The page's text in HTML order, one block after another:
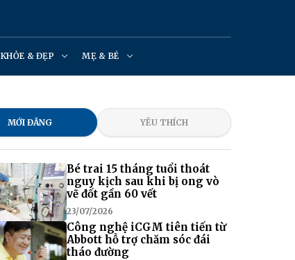
KHỎE & ĐẸP MẸ & BÉ
MỚI ĐĂNG YÊU THÍCH
Bé trai 15 tháng tuổi thoát
nguy kịch sau khi bị ong vò
vẽ đốt gần 60 vết
23/07/2026
Công nghệ iCGM tiên tiến từ
Abbott hỗ trợ chăm sóc đái
tháo đường